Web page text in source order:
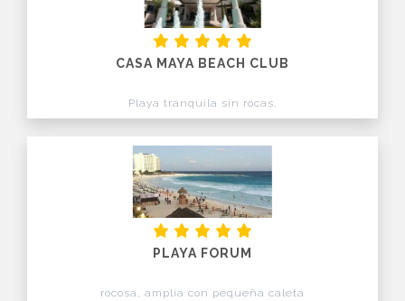
CASA MAYA BEACH CLUB
Playa tranquila sin rocas.
PLAYA FORUM
rocosa, amplia con pequeña caleta